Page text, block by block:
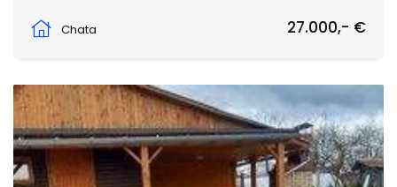
Chata
27.000,- €